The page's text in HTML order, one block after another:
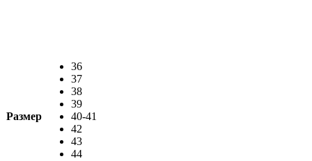
Размер
36
37
38
39
40-41
42
43
44